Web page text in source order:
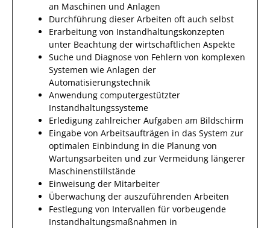
an Maschinen und Anlagen
Durchführung dieser Arbeiten oft auch selbst
Erarbeitung von Instandhaltungskonzepten
unter Beachtung der wirtschaftlichen Aspekte
Suche und Diagnose von Fehlern von komplexen
Systemen wie Anlagen der
Automatisierungstechnik
Anwendung computergestützter
Instandhaltungssysteme
Erledigung zahlreicher Aufgaben am Bildschirm
Eingabe von Arbeitsaufträgen in das System zur
optimalen Einbindung in die Planung von
Wartungsarbeiten und zur Vermeidung längerer
Maschinenstillstände
Einweisung der Mitarbeiter
Überwachung der auszuführenden Arbeiten
Festlegung von Intervallen für vorbeugende
Instandhaltungsmaßnahmen in